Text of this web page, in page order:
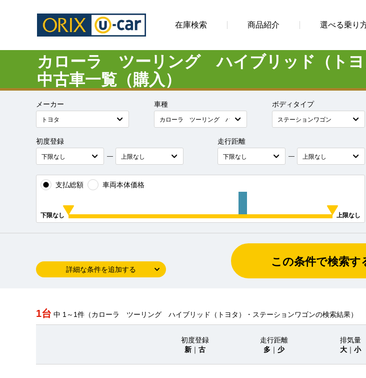
在庫検索 商品紹介 選べる乗り
カローラ ツーリング ハイブリッド（トヨ
中古車一覧（購入）
メーカー 車種
ボディタイプ
初度登録
―
走行距離
―
支払総額 車両本体価格
下限なし 上限なし
詳細な条件を追加する
この条件で検索す
1台 中 1～1件（カローラ ツーリング ハイブリッド（トヨタ）・ステーションワゴンの検索結果）
初度登録
新 ｜ 古
走行距離
多 ｜ 少
排気量
大 ｜ 小